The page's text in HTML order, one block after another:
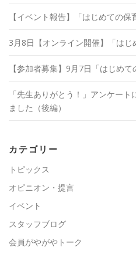
【イベント報告】「はじめての保
3月8日【オンライン開催】「はじ
【参加者募集】9月7日「はじめて
「先生ありがとう！」アンケー
ました（後編）
カテゴリー
トピックス
オピニオン・提言
イベント
スタッフブログ
会員がやがやトーク